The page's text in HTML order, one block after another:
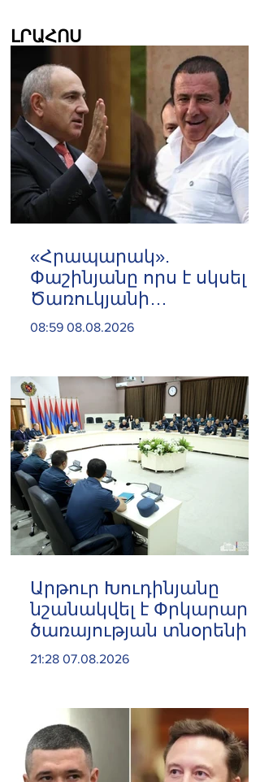
ԼՐԱՀՈՍ
«Հրապարակ».
Փաշինյանը որս է սկսել
Ծառուկյանի
համախոհների
08:59 08.08.2026
Արթուր Խուդինյանը
նշանակվել է Փրկարար
ծառայության տնօրենի
տեղակալ
21:28 07.08.2026